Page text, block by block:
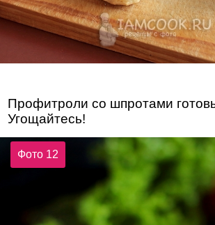
Профитроли со шпротами
Угощайтесь!
Фото 12